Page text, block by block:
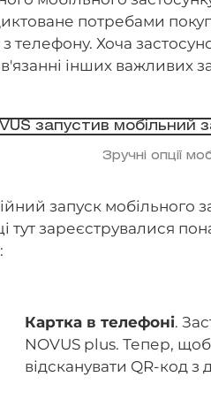
потребами
телефону. Хоча
інших важливих
Зручні опції
запуск мобільного
тут зареєструвалися
Картка в телефоні.
NOVUS plus. Тепер,
відсканувати QR-код з